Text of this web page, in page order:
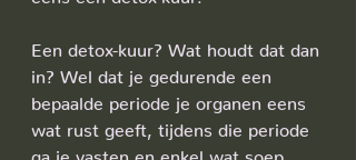
Een detox-kuur? Wat houdt dat dan
in? Wel dat je gedurende een
bepaalde periode je organen eens
wat rust geeft, tijdens die periode
ga je vasten en enkel wat soep